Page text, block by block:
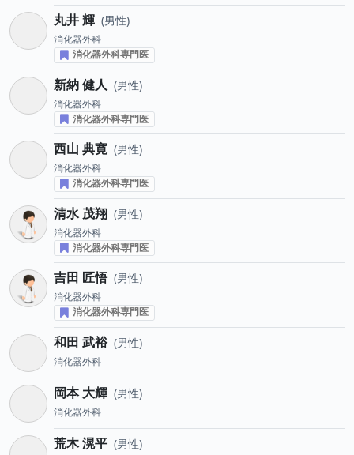
丸井 輝 男性
消化器外科
消化器外科専門医
新納 健人 男性
消化器外科
消化器外科専門医
西山 典寛 男性
消化器外科
消化器外科専門医
清水 茂翔 男性
消化器外科
消化器外科専門医
吉田 匠悟 男性
消化器外科
消化器外科専門医
和田 武裕 男性
消化器外科
岡本 大輝 男性
消化器外科
荒木 滉平 男性